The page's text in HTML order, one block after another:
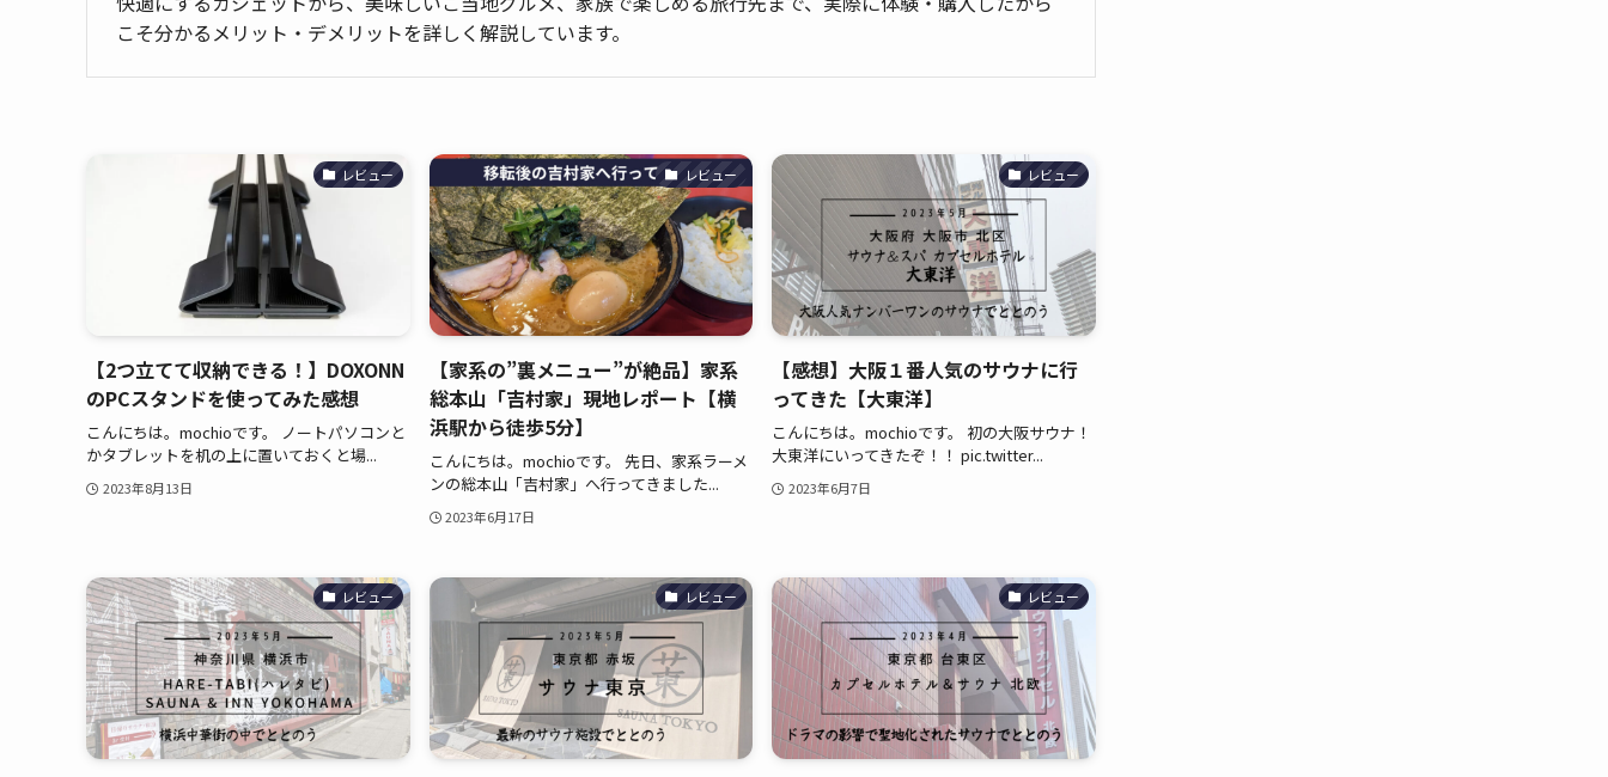
こそ分かるメリット・デメリットを詳しく解説しています。
レビュー
【2つ立てて収納できる！】DOXONN
のPCスタンドを使ってみた感想
こんにちは。mochioです。 ノートパソコンと
かタブレットを机の上に置いておくと場...
2023年8月13日
レビュー
【家系の”裏メニュー”が絶品】家系
総本山「吉村家」現地レポート【横
浜駅から徒歩5分】
こんにちは。mochioです。 先日、家系ラーメ
ンの総本山「吉村家」へ行ってきました...
2023年6月17日
レビュー
【感想】大阪１番人気のサウナに行
ってきた【大東洋】
こんにちは。mochioです。 初の大阪サウナ！
大東洋にいってきたぞ！！ pic.twitter...
2023年6月7日
レビュー レビュー レビュー